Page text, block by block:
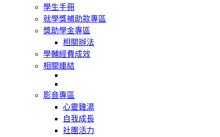
學生手冊
就學獎補助款專區
獎助學金專區
相關辦法
學輔經費成效
相關連結
影音專區
心靈雞湯
自我成長
社團活力